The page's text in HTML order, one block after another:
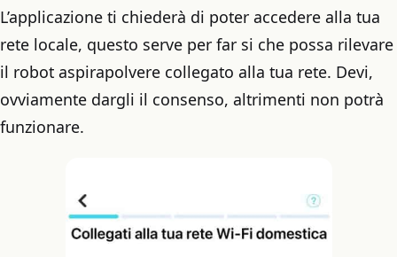
L’applicazione ti chiederà di poter accedere alla tua
rete locale, questo serve per far si che possa rilevare
il robot aspirapolvere collegato alla tua rete. Devi,
ovviamente dargli il consenso, altrimenti non potrà
funzionare.